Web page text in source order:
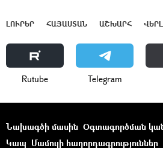
ԼՈՒՐԵՐ ՀԱՅԱՍՏԱՆ ԱՇԽԱՐՀ
Rutube Telegram
Նախագծի մասին Օգտագործման
Կապ Մամուլի հաղորդագրություններ